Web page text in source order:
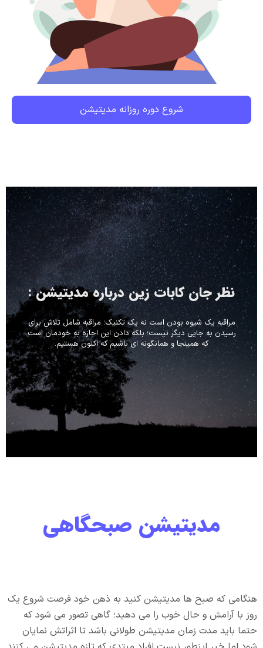
شروع دوره روزانه مدیتیشن
نظر جان کابات زین درباره مدیتیشن :
مراقبه یک شیوه بودن است نه یک تکنیک؛ مراقبه شامل تلاش برای
رسیدن به جایی دیگر نیست؛ بلکه دادن این اجازه به خودمان است
که همینجا و همانگونه ای باشیم که اکنون هستیم.
مدیتیشن صبحگاهی
هنگامی که صبح ها مدیتیشن کنید به ذهن خود فرصت شروع یک
روز با آرامش و حال خوب را می دهید؛ گاهی تصور می شود که
حتما باید مدت زمان مدیتیشن طولانی باشد تا اثراتش نمایان